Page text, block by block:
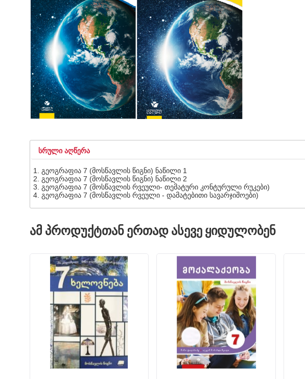
ᲡᲠᲣᲚᲘ ᲐᲦᲬᲔᲠᲐ
გეოგრაფია 7 (მოსწავლის წიგნი) ნაწილი 1
გეოგრაფია 7 (მოსწავლის წიგნი) ნაწილი 2
გეოგრაფია 7 (მოსწავლის რვეული- თემატური კონტურული რუკები)
გეოგრაფია 7 (მოსწავლის რვეული - დამატებითი სავარჯიშოები)
ᲐᲛ ᲞᲠᲝᲓᲣᲥᲢᲗᲐᲜ ᲔᲠᲗᲐᲓ ᲐᲡᲔᲕᲔ ᲧᲘᲓᲣᲚᲝᲑᲔᲜ